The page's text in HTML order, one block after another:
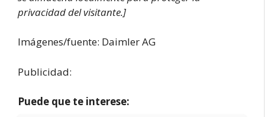
privacidad del visitante.]
Imágenes/fuente: Daimler AG
Publicidad:
Puede que te interese: